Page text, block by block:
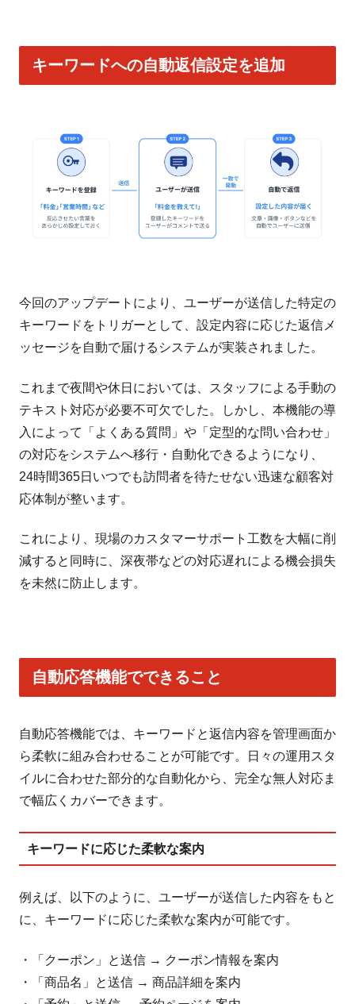
キーワードへの自動返信設定を追加
今回のアップデートにより、ユーザーが送信した特定の
キーワードをトリガーとして、設定内容に応じた返信メ
ッセージを自動で届けるシステムが実装されました。
これまで夜間や休日においては、スタッフによる手動の
テキスト対応が必要不可欠でした。しかし、本機能の導
入によって「よくある質問」や「定型的な問い合わせ」
の対応をシステムへ移行・自動化できるようになり、
24時間365日いつでも訪問者を待たせない迅速な顧客対
応体制が整います。
これにより、現場のカスタマーサポート工数を大幅に削
減すると同時に、深夜帯などの対応遅れによる機会損失
を未然に防止します。
自動応答機能でできること
自動応答機能では、キーワードと返信内容を管理画面か
ら柔軟に組み合わせることが可能です。日々の運用スタ
イルに合わせた部分的な自動化から、完全な無人対応ま
で幅広くカバーできます。
キーワードに応じた柔軟な案内
例えば、以下のように、ユーザーが送信した内容をもと
に、キーワードに応じた柔軟な案内が可能です。
・「クーポン」と送信 → クーポン情報を案内
・「商品名」と送信 → 商品詳細を案内